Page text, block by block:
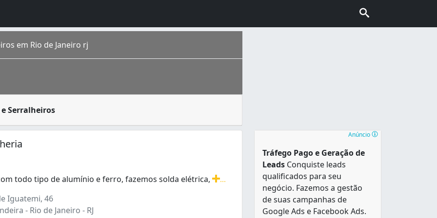
em Rio de Janeiro rj
Serralheiros
homônimo fica na região Sudeste do país. É a cidade de mais escolhida pelo turismo internacional no Brasil,
– RJ situado naZona Portuária. Foi fundado em julho de 1981, tem cerca 1,68 Km² de área e
todo tipo de alumínio e ferro, fazemos solda elétrica,
todo tipo de alumínio e ferro, fazemos solda elétrica, box em vidro, janelas, portas, grades e muito mais.
Iguatemi, 46
- Rio de Janeiro - RJ
Anúncio
Tráfego Pago e Geração de
Leads Conquiste leads
qualificados para seu
negócio. Fazemos a gestão
de suas campanhas de
Google Ads e Facebook Ads.